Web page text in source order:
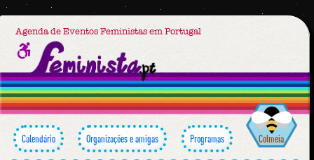
Agenda de Eventos Feministas em Portugal
Calendário Organizações e amigas Programas Colmeia